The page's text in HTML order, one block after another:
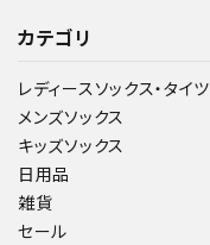
カテゴリ
レディースソックス・タイツ
メンズソックス
キッズソックス
日用品
雑貨
セール